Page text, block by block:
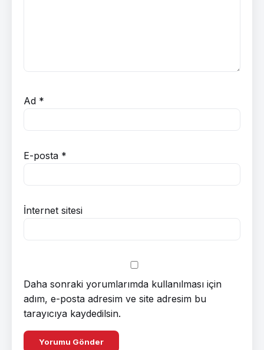
Ad *
E-posta *
İnternet sitesi
Daha sonraki yorumlarımda kullanılması için
adım, e-posta adresim ve site adresim bu
tarayıcıya kaydedilsin.